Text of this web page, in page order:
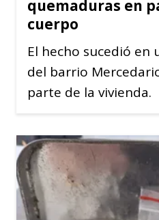
quemaduras en
cuerpo
El hecho sucedió
del barrio
parte de la vivienda.